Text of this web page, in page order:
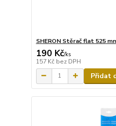
SHERON Stěrač flat 525
190 Kč/ks
157 Kč bez DPH
Přidat